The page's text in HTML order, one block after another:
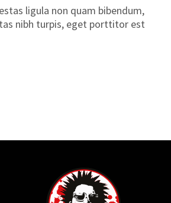
ligula non quam bibendum,
nibh turpis, eget porttitor est